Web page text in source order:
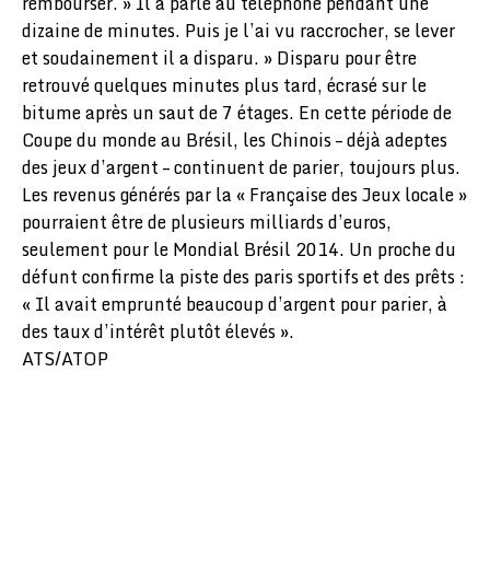
dizaine de minutes. Puis je l’ai vu raccrocher, se lever
et soudainement il a disparu. » Disparu pour être
retrouvé quelques minutes plus tard, écrasé sur le
bitume après un saut de 7 étages. En cette période de
Coupe du monde au Brésil, les Chinois – déjà adeptes
des jeux d’argent – continuent de parier, toujours plus.
Les revenus générés par la « Française des Jeux locale »
pourraient être de plusieurs milliards d’euros,
seulement pour le Mondial Brésil 2014. Un proche du
défunt confirme la piste des paris sportifs et des prêts :
« Il avait emprunté beaucoup d’argent pour parier, à
des taux d’intérêt plutôt élevés ».
ATS/ATOP